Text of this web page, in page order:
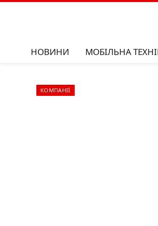
НОВИНИ МОБІЛЬНА
КОМПАНІЇ